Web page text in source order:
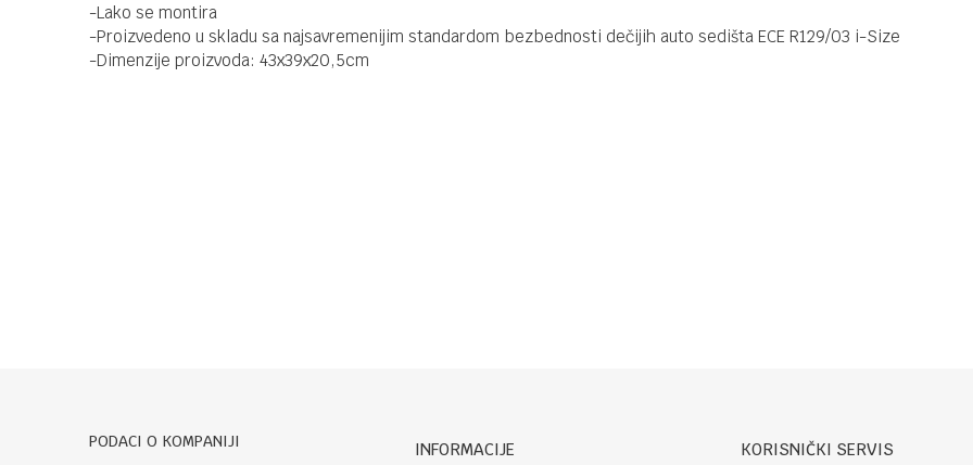
-Lako se montira
-Proizvedeno u skladu sa najsavremenijim standardom bezbednosti dečijih auto sedišta ECE R129/03 i-Size
-Dimenzije proizvoda: 43x39x20,5cm
I-SIZE 100-150CM 11.990,00
PODACI O KOMPANIJI
INFORMACIJE KORISNIČKI SERVIS